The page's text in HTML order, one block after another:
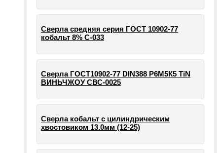
Сверла средняя серия ГОСТ 10902-77
кобальт 8% С-033
Сверла ГОСТ10902-77 DIN388 Р6М5К5 TiN
ВИНЬЧЖОУ СВС-0025
Сверла кобальт с цилиндрическим
хвостовиком 13.0мм (12-25)